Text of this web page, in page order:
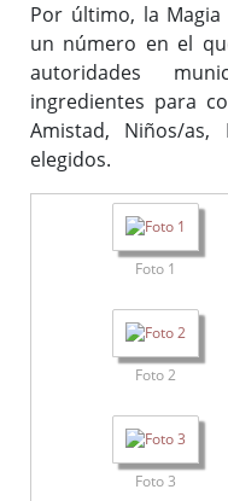
Por último, la
un número en el
autoridades
ingredientes para
Amistad, Niños/
elegidos.
Foto 1
Foto 2
Foto 3